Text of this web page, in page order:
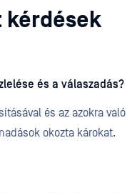
kérdések
és a válaszadás?
és az azokra való
okozta károkat.